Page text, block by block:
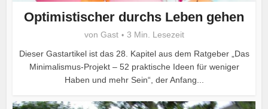
Optimistischer durchs Leben gehen
von Gast
3 Min. Lesezeit
Dieser Gastartikel ist das 28. Kapitel aus dem Ratgeber „Das
Minimalismus-Projekt – 52 praktische Ideen für weniger
Haben und mehr Sein“, der Anfang...